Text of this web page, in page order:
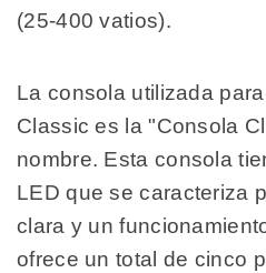
(25-400 vatios).
La consola utilizada
Classic es la "Consola
nombre. Esta consola
LED que se caracteriza
clara y un
ofrece un total de cinco